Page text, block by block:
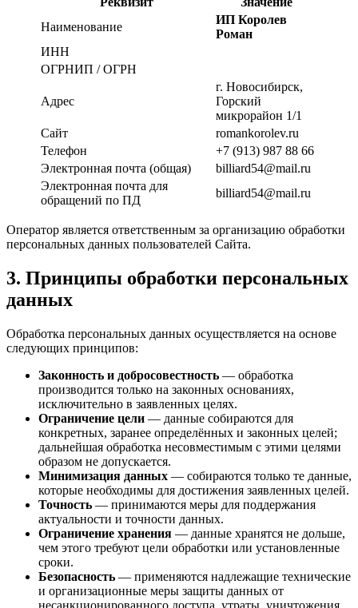
Наименование
ИП Королев
Роман
ИНН
ОГРНИП / ОГРН
Адрес
г. Новосибирск,
Горский
микрорайон 1/1
Сайт
romankorolev.ru
Телефон
+7 (913) 987 88 66
Электронная почта (общая)
billiard54@mail.ru
Электронная почта для
обращений по ПД
billiard54@mail.ru
Оператор является ответственным за организацию обработки
персональных данных пользователей Сайта.
3. Принципы обработки персональных
данных
Обработка персональных данных осуществляется на основе
следующих принципов:
Законность и добросовестность — обработка
производится только на законных основаниях,
исключительно в заявленных целях.
Ограничение цели — данные собираются для
конкретных, заранее определённых и законных целей;
дальнейшая обработка несовместимым с этими целями
образом не допускается.
Минимизация данных — собираются только те данные,
которые необходимы для достижения заявленных целей.
Точность — принимаются меры для поддержания
актуальности и точности данных.
Ограничение хранения — данные хранятся не дольше,
чем этого требуют цели обработки или установленные
сроки.
Безопасность — применяются надлежащие технические
и организационные меры защиты данных от